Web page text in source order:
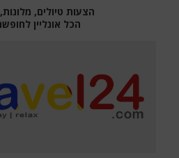
הצעות טיולים, מלונות,
הכל אונליין